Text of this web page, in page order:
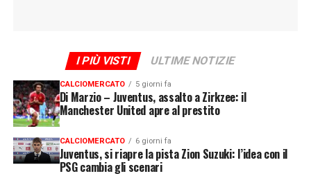
I PIÙ VISTI ULTIME NOTIZIE
CALCIOMERCATO 5 giorni fa
Di Marzio – Juventus, assalto a Zirkzee: il
Manchester United apre al prestito
CALCIOMERCATO 6 giorni fa
Juventus, si riapre la pista Zion Suzuki: l’idea con il
PSG cambia gli scenari